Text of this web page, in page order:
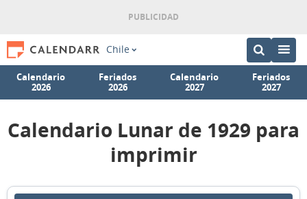
Chile
Calendario
2026
Feriados
2026
Calendario
2027
Feriados
2027
Calendario Lunar de 1929 para
imprimir